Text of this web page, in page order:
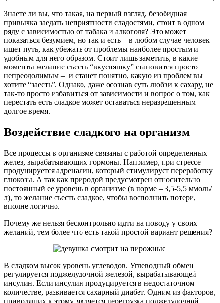
Знаете ли вы, что такая, на первый взгляд, безобидная
привычка заедать неприятности сладостями, стоит в одном
ряду с зависимостью от табака и алкоголя? Это может
показаться безумием, но так и есть – в любом случае человек
ищет путь, как убежать от проблемы наиболее простым и
удобным для него образом. Стоит лишь заметить, в какие
моменты желание съесть “вкусняшку” становится просто
непреодолимым – и станет понятно, какую из проблем вы
хотите “заесть”. Однако, даже осознав суть любви к сахару, не
так-то просто избавиться от зависимости и вопрос о том, как
перестать есть сладкое может оставаться неразрешенным
долгое время.
Воздействие сладкого на организм
Все процессы в организме связаны с работой определенных
желез, вырабатывающих гормоны. Например, при стрессе
продуцируется адреналин, который стимулирует переработку
глюкозы. А так как природой предусмотрен относительно
постоянный ее уровень в организме (в норме – 3,5-5,5 ммоль/
л), то желание съесть сладкое, чтобы восполнить потери,
вполне логично.
Почему же нельзя бесконтрольно идти на поводу у своих
желаний, тем более что есть такой простой вариант решения?
В сладком высок уровень углеводов. Углеводный обмен
регулируется поджелудочной железой, вырабатывающей
инсулин. Если инсулин продуцируется в недостаточном
количестве, развивается сахарный диабет. Одним из факторов,
приводящих к этому, является перегрузка поджелудочной